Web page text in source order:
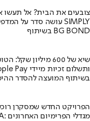
צובעים את הבית? אל תעשו
מומחה BG BOND עושה סדר על המדפים ומציג את מותג הצבע SIMPLY
בשיתוף BG BOND
שיא של 600 מיליון שקל: הטוטו עושה מהפיכה
יחסי הימור משופרים, הפקדות ב-Apple Pay ותשלום זכיות מיידי
בשיתוף המועצה להסדר
הפרויקט החדש שמסקרן